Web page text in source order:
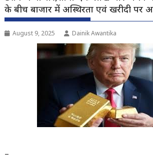
के बीच बाजार में अस्थिरता एवं खरीदी पर
August 9, 2025 Dainik Awantika
–